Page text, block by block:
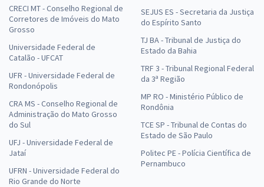
CRECI MT - Conselho Regional de
Corretores de Imóveis do Mato
Grosso
Universidade Federal de
Catalão - UFCAT
UFR - Universidade Federal de
Rondonópolis
CRA MS - Conselho Regional de
Administração do Mato Grosso
do Sul
UFJ - Universidade Federal de
Jataí
UFRN - Universidade Federal do
Rio Grande do Norte
SEJUS ES - Secretaria da Justiça
do Espírito Santo
TJ BA - Tribunal de Justiça do
Estado da Bahia
TRF 3 - Tribunal Regional Federal
da 3ª Região
MP RO - Ministério Público de
Rondônia
TCE SP - Tribunal de Contas do
Estado de São Paulo
Politec PE - Polícia Científica de
Pernambuco